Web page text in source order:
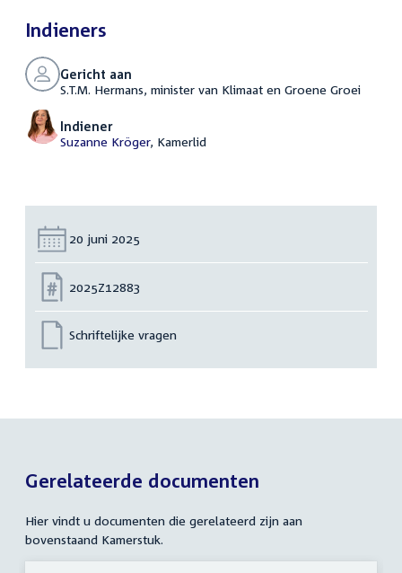
Indieners
Gericht aan
S.T.M. Hermans, minister van Klimaat en Groene Groei
Indiener
Suzanne Kröger, Kamerlid
Datum:
20 juni 2025
Nummer:
2025Z12883
Schriftelijke vragen
Gerelateerde documenten
Hier vindt u documenten die gerelateerd zijn aan
bovenstaand Kamerstuk.